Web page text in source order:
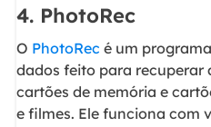
4. PhotoRec
O PhotoRec é um
dados feito para recuperar
cartões de memória e
e filmes. Ele funciona com